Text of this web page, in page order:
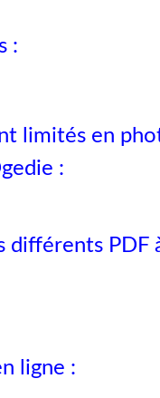
:
limités en
:
différents PDF
ligne :